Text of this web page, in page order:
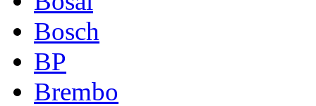
Bosch
BP
Brembo